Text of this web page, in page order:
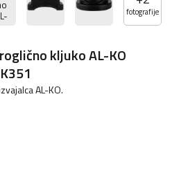
fotografije
kljuko AL-KO
AL-KO.